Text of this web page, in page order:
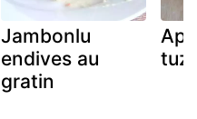
Jambonlu
endives au
gratin